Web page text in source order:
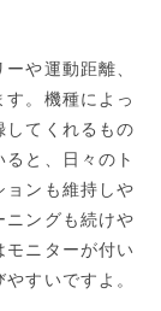
や運動距離、
。機種によっ
してくれるもの
と、日々のト
ョンも維持しや
ニングも続けや
モニターが付い
すいですよ。